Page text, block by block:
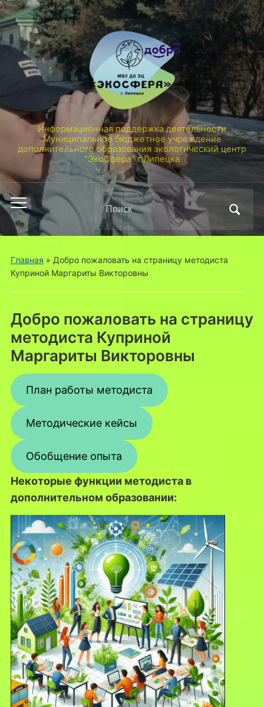
Информационная поддержка деятельности
Муниципальное бюджетное учреждение
дополнительного образования экологический центр
"ЭкоСфера" г.Липецка
Переключить
мобильное
меню
Поиск
по:
Главная » Добро пожаловать на страницу методиста
Куприной Маргариты Викторовны
Добро пожаловать на страницу
методиста Куприной
Маргариты Викторовны
План работы методиста
Методические кейсы
Обобщение опыта
Некоторые функции методиста в
дополнительном образовании: